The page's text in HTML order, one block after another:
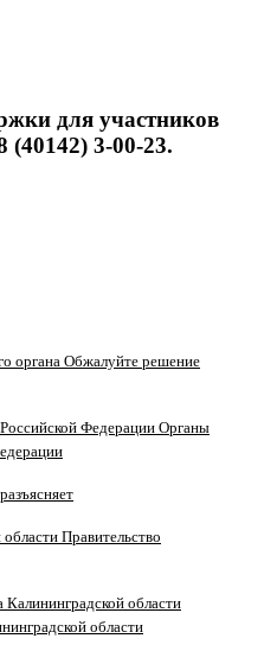
для участников
3-00-23.
Обжалуйте решение
Органы
Правительство
области